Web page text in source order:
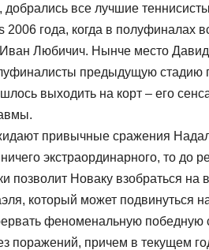
все лучшие
года, когда в полуфиналах
Любичич. Нынче место
предыдущую стадию
выходить на корт – его
привычные сражения
экстраординарного, то до
позволит Новаку взобраться на
который может подвинуться
феноменальную победную
поражений, причем в текущем